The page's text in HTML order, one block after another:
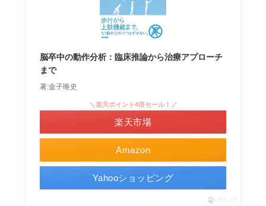
脳卒中の動作分析：臨床推論から治療アプローチ
まで
著:金子唯史
Amazon
＼楽天ポイント4倍セール！／
楽天市場
Yahooショッピング
ポチップ